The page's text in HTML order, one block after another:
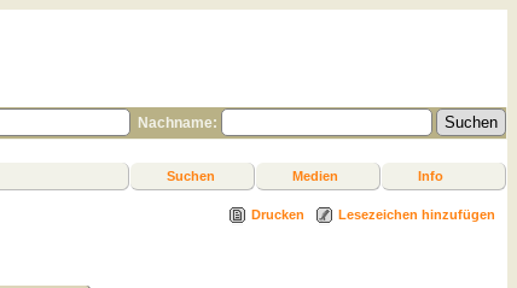
Nachname:
Suchen Medien Info
Drucken Lesezeichen hinzufügen